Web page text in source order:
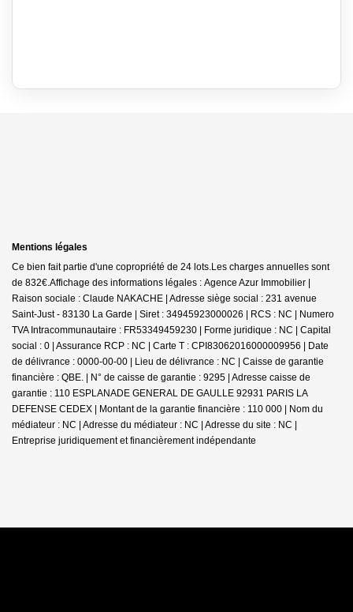
Mentions légales
Ce bien fait partie d'une copropriété de 24 lots.Les charges annuelles sont
de 832€.Affichage des informations légales : Agence Azur Immobilier |
Raison sociale : Claude NAKACHE | Adresse siège social : 231 avenue
Saint-Just - 83130 La Garde | Siret : 34945923000026 | RCS : NC | Numero
TVA Intracommunautaire : FR53349459230 | Forme juridique : NC | Capital
social : 0 | Assurance RCP : NC | Carte T : CPI83062016000009956 | Date
de délivrance : 0000-00-00 | Lieu de délivrance : NC | Caisse de garantie
financière : QBE. | N° de caisse de garantie : 9295 | Adresse caisse de
garantie : 110 ESPLANADE GENERAL DE GAULLE 92931 PARIS LA
DEFENSE CEDEX | Montant de la garantie financière : 110 000 | Nom du
médiateur : NC | Adresse du médiateur : NC | Adresse du site : NC |
Entreprise juridiquement et financièrement indépendante